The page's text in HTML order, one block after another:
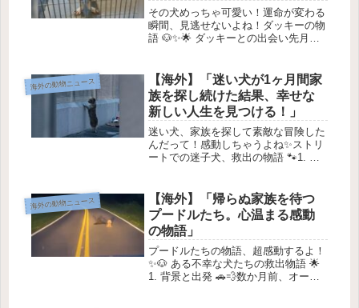
だ！」
その犬めっちゃ可愛い！運命が変わる
瞬間、見逃せないよね！ダッキーの物
語 🐶✨🌟 ダッキーとの出会い先月、
子の犬 ダッキー がやって来ました。
スタッフは彼の 愛らしくて社交的...
海外の動物ニュース
【海外】「迷い犬が1ヶ月間家
族を探し続けた結果、幸せな
新しい人生を見つける！」
迷い犬、家族を探して素敵な冒険した
んだって！感動しちゃうよね✨ストリ
ートでの迷子犬、救出の物語 🐾1. 迷
ザリオ・オルティスさんは、一匹の迷
子の子犬を探して、毎日頑張ってい...
海外の動物ニュース
【海外】「帰らぬ家族を待つ
プードルたち。心温まる感動
の物語」
プードルたちの物語、超感動するよ！
✨🐶 ある不幸な犬たちの救出物語 🌟
1. 背景と出発 🚗💨数か月前、オード